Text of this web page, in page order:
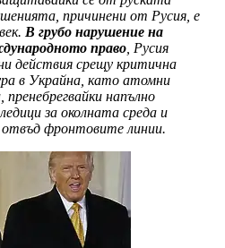
причинени от Русия, е
В грубо нарушение на
право , Русия
действия срещу критична
в Украйна, като атомни
напълно
за околната среда и
отвъд фронтовите линии.